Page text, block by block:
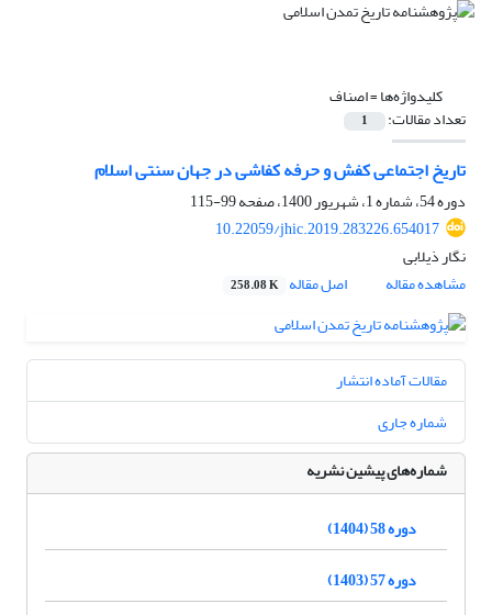
کلیدواژه‌ها =اصناف
تعداد مقالات: 1
تاریخ اجتماعی کفش و حرفه کفاشی در جهان سنتی اسلام
دوره 54، شماره 1، شهریور 1400، صفحه
99-115
10.22059/jhic.2019.283226.654017
نگار ذیلابی
مشاهده مقاله
اصل مقاله 258.08 K
مقالات آماده انتشار
شماره جاری
شماره‌های پیشین نشریه
دوره 58 (1404)
دوره 57 (1403)